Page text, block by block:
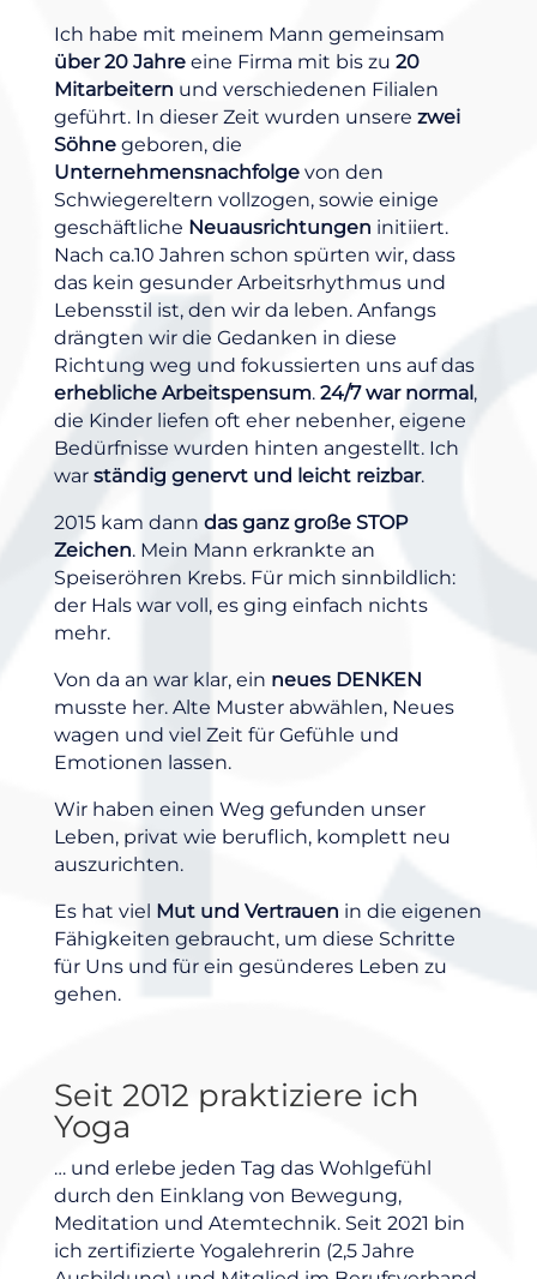
Ich habe mit meinem Mann gemeinsam
über 20 Jahreeine Firma mit bis zu 20
Mitarbeitern und verschiedenen Filialen
geführt. In dieser Zeit wurden unsere zwei
Söhnegeboren, die
Unternehmensnachfolgevon den
Schwiegereltern vollzogen, sowie einige
geschäftliche Neuausrichtungen initiiert.
Nach ca.10 Jahren schon spürten wir, dass
das kein gesunder Arbeitsrhythmus und
Lebensstil ist, den wir da leben. Anfangs
drängten wir die Gedanken in diese
Richtung weg und fokussierten uns auf das
erhebliche Arbeitspensum. 24/7 war normal,
die Kinder liefen oft eher nebenher, eigene
Bedürfnisse wurden hinten angestellt. Ich
war ständig genervt und leicht reizbar.
2015 kam dann das ganz große STOP
Zeichen. Mein Mann erkrankte an
Speiseröhren Krebs. Für mich sinnbildlich:
der Hals war voll, es ging einfach nichts
mehr.
Von da an war klar, ein neues DENKEN
musste her. Alte Muster abwählen, Neues
wagen und viel Zeit für Gefühle und
Emotionen lassen.
Wir haben einen Weg gefunden unser
Leben, privat wie beruflich, komplett neu
auszurichten.
Es hat viel Mut und Vertrauen in die eigenen
Fähigkeiten gebraucht, um diese Schritte
für Uns und für ein gesünderes Leben zu
gehen.
Seit 2012 praktiziere ich
Yoga
… und erlebe jeden Tag das Wohlgefühl
durch den Einklang von Bewegung,
Meditation und Atemtechnik. Seit 2021 bin
ich zertifizierte Yogalehrerin (2,5 Jahre